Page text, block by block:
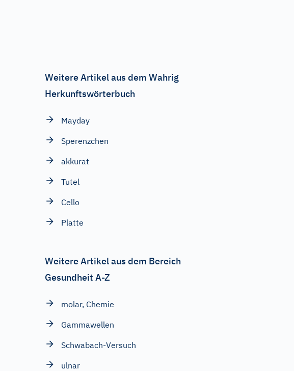
Weitere Artikel aus dem Wahrig
Herkunftswörterbuch
Mayday
Sperenzchen
akkurat
Tutel
Cello
Platte
Weitere Artikel aus dem Bereich
Gesundheit A-Z
molar, Chemie
Gammawellen
Schwabach-Versuch
ulnar